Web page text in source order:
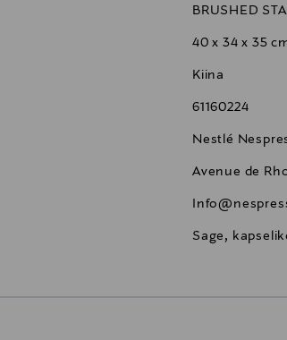
BRUSHED
40 x 34 x 35
Kiina
61160224
Nestlé
Avenue de
Sage,